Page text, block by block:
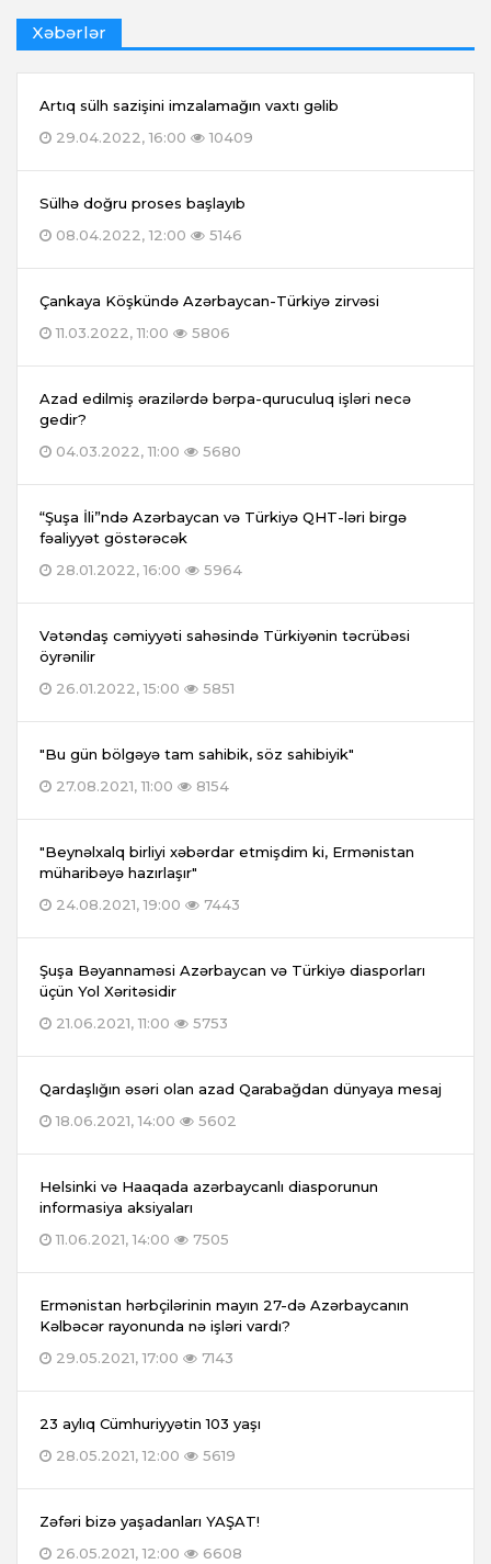
Xəbərlər
Artıq sülh sazişini imzalamağın vaxtı gəlib
29.04.2022, 16:00
10409
Sülhə doğru proses başlayıb
08.04.2022, 12:00
5146
Çankaya Köşkündə Azərbaycan-Türkiyə zirvəsi
11.03.2022, 11:00
5806
Azad edilmiş ərazilərdə bərpa-quruculuq işləri necə
gedir?
04.03.2022, 11:00
5680
“Şuşa İli”ndə Azərbaycan və Türkiyə QHT-ləri birgə
fəaliyyət göstərəcək
28.01.2022, 16:00
5964
Vətəndaş cəmiyyəti sahəsində Türkiyənin təcrübəsi
öyrənilir
26.01.2022, 15:00
5851
"Bu gün bölgəyə tam sahibik, söz sahibiyik"
27.08.2021, 11:00
8154
"Beynəlxalq birliyi xəbərdar etmişdim ki, Ermənistan
müharibəyə hazırlaşır"
24.08.2021, 19:00
7443
Şuşa Bəyannaməsi Azərbaycan və Türkiyə diasporları
üçün Yol Xəritəsidir
21.06.2021, 11:00
5753
Qardaşlığın əsəri olan azad Qarabağdan dünyaya mesaj
18.06.2021, 14:00
5602
Helsinki və Haaqada azərbaycanlı diasporunun
informasiya aksiyaları
11.06.2021, 14:00
7505
Ermənistan hərbçilərinin mayın 27-də Azərbaycanın
Kəlbəcər rayonunda nə işləri vardı?
29.05.2021, 17:00
7143
23 aylıq Cümhuriyyətin 103 yaşı
28.05.2021, 12:00
5619
Zəfəri bizə yaşadanları YAŞAT!
26.05.2021, 12:00
6608